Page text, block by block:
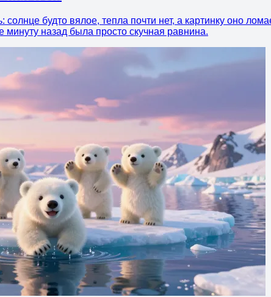
будто вялое, тепла почти нет, а картинку оно
минуту назад была просто скучная равнина.